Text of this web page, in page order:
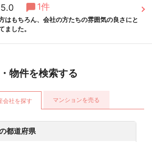
5.0 1件
はもちろん、会社の方たちの雰囲気の良さにと
ました。
物件を検索する
会社を探す マンションを売る
都道府県